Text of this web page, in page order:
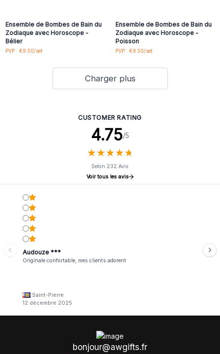
Ensemble de Bombes de Bain du
Zodiaque avec Horoscope -
Bélier
PVP : €9.50/set
Ensemble de Bombes de Bain du
Zodiaque avec Horoscope -
Poisson
PVP : €9.50/set
Charger plus
CUSTOMER RATING
4.75/5
★★★★★
★★★★★
Selon 232 Avis
Voir tous les avis
Audouze ***
Originale confortable, mes clients adorent
Saint-Pierre
12 décembre 2025
bonjour@awgifts.fr